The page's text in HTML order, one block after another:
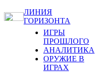
ЛИНИЯ
ГОРИЗОНТА
ИГРЫ
ПРОШЛОГО
АНАЛИТИКА
ОРУЖИЕ В
ИГРАХ